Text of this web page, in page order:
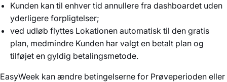
Kunden kan til enhver tid annullere fra dashboardet uden
yderligere forpligtelser;
ved udløb flyttes Lokationen automatisk til den gratis
plan, medmindre Kunden har valgt en betalt plan og
tilføjet en gyldig betalingsmetode.
EasyWeek kan ændre betingelserne for Prøveperioden eller